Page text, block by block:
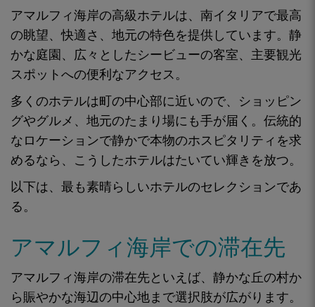
アマルフィ海岸の高級ホテルは、南イタリアで最高
の眺望、快適さ、地元の特色を提供しています。静
かな庭園、広々としたシービューの客室、主要観光
スポットへの便利なアクセス。
多くのホテルは町の中心部に近いので、ショッピン
グやグルメ、地元のたまり場にも手が届く。伝統的
なロケーションで静かで本物のホスピタリティを求
めるなら、こうしたホテルはたいてい輝きを放つ。
以下は、最も素晴らしいホテルのセレクションであ
る。
アマルフィ海岸での滞在先
アマルフィ海岸の滞在先といえば、静かな丘の村か
ら賑やかな海辺の中心地まで選択肢が広がります。